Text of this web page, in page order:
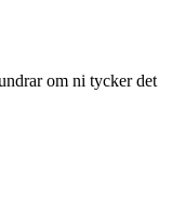
om ni tycker det